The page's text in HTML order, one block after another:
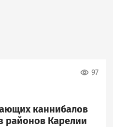
97
каннибалов
районов Карелии